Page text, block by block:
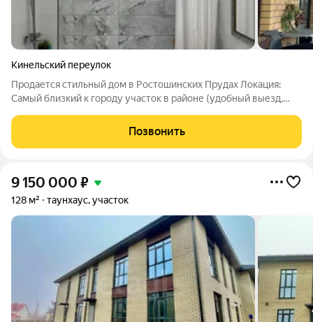
Кинельский переулок
Продается стильный дом в Ростошинских Прудах Локация:
Самый близкий к городу участок в районе (удобный выезд,
(продуманные планировки, качественные материалы). Мягкая
Позвонить
9 150 000 ₽
128 м² таунхаус, участок